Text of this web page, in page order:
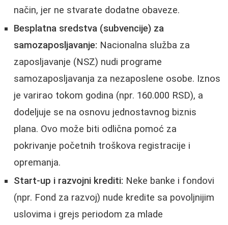
način, jer ne stvarate dodatne obaveze.
Besplatna sredstva (subvencije) za
samozaposljavanje: Nacionalna služba za
zaposljavanje (NSZ) nudi programe
samozaposljavanja za nezaposlene osobe. Iznos
je varirao tokom godina (npr. 160.000 RSD), a
dodeljuje se na osnovu jednostavnog biznis
plana. Ovo može biti odlična pomoć za
pokrivanje početnih troškova registracije i
opremanja.
Start-up i razvojni krediti: Neke banke i fondovi
(npr. Fond za razvoj) nude kredite sa povoljnijim
uslovima i grejs periodom za mlade